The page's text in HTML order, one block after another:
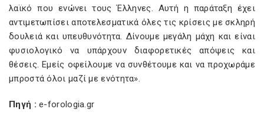
λαϊκό που ενώνει τους Έλληνες. Αυτή η παράταξη έχει
αντιμετωπίσει αποτελεσματικά όλες τις κρίσεις με σκληρή
δουλειά και υπευθυνότητα. Δίνουμε μεγάλη μάχη και είναι
φυσιολογικό να υπάρχουν διαφορετικές απόψεις και
θέσεις. Εμείς οφείλουμε να συνθέτουμε και να προχωράμε
μπροστά όλοι μαζί με ενότητα».
Πηγή : e-forologia.gr